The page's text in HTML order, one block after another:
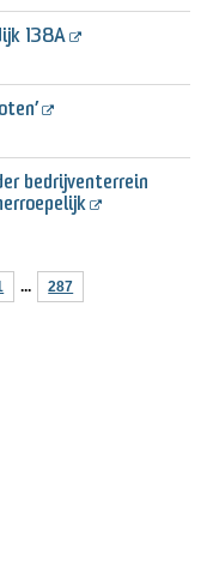
138A
bedrijventerrein
... 287